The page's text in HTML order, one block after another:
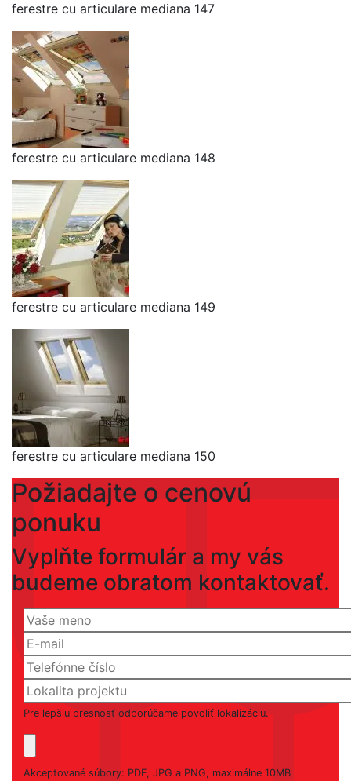
ferestre cu articulare mediana 147
ferestre cu articulare mediana 148
ferestre cu articulare mediana 149
ferestre cu articulare mediana 150
Požiadajte o cenovú
ponuku
Vyplňte formulár a my vás
budeme obratom kontaktovať.
Pre lepšiu presnosť odporúčame povoliť lokalizáciu.
Akceptované súbory: PDF, JPG a PNG, maximálne 10MB